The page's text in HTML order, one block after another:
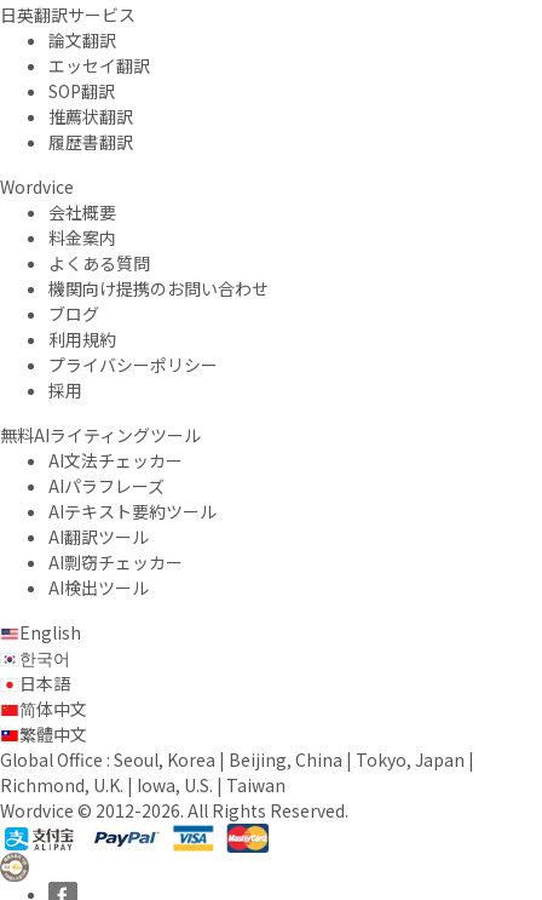
日英翻訳サービス
論文翻訳
エッセイ翻訳
SOP翻訳
推薦状翻訳
履歴書翻訳
Wordvice
会社概要
料金案内
よくある質問
機関向け提携のお問い合わせ
ブログ
利用規約
プライバシーポリシー
採用
無料AIライティングツール
AI文法チェッカー
AIパラフレーズ
AIテキスト要約ツール
AI翻訳ツール
AI剽窃チェッカー
AI検出ツール
English
한국어
日本語
简体中文
繁體中文
Global Office : Seoul, Korea | Beijing, China | Tokyo, Japan |
Richmond, U.K. | Iowa, U.S. | Taiwan
Wordvice © 2012-2026. All Rights Reserved.